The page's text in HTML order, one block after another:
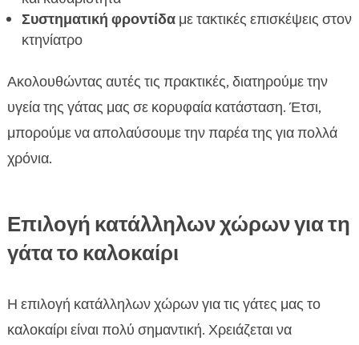
Συστηματική φροντίδαμε τακτικές επισκέψεις στον
κτηνίατρο
Ακολουθώντας αυτές τις πρακτικές, διατηρούμε την
υγεία της γάτας μας σε κορυφαία κατάσταση. Έτσι,
μπορούμε να απολαύσουμε την παρέα της για πολλά
χρόνια.
Επιλογή κατάλληλων χώρων για τη
γάτα το καλοκαίρι
Η επιλογή κατάλληλων χώρων για τις γάτες μας το
καλοκαίρι είναι πολύ σημαντική. Χρειάζεται να